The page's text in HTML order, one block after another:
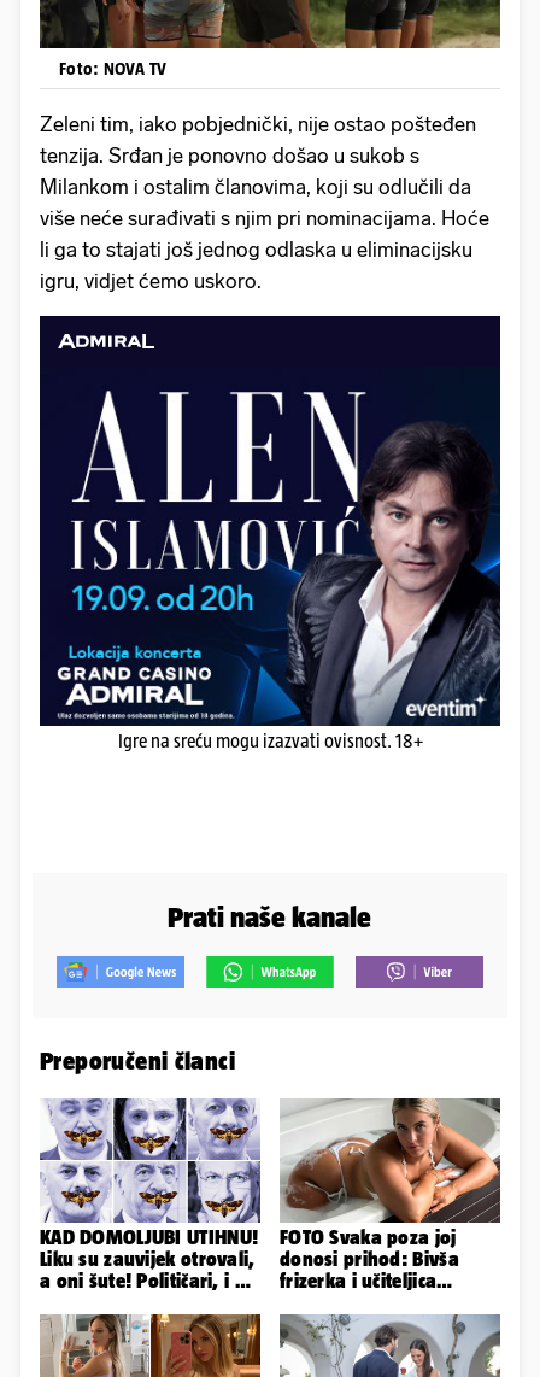
Foto: NOVA TV
Zeleni tim, iako pobjednički, nije ostao pošteđen
tenzija. Srđan je ponovno došao u sukob s
Milankom i ostalim članovima, koji su odlučili da
više neće surađivati s njim pri nominacijama. Hoće
li ga to stajati još jednog odlaska u eliminacijsku
igru, vidjet ćemo uskoro.
Igre na sreću mogu izazvati ovisnost. 18+
Prati naše kanale
Preporučeni članci
KAD DOMOLJUBI UTIHNU!
Liku su zauvijek otrovali,
a oni šute! Političari, i vi
FOTO Svaka poza joj
donosi prihod: Bivša
frizerka i učiteljica
Instagram